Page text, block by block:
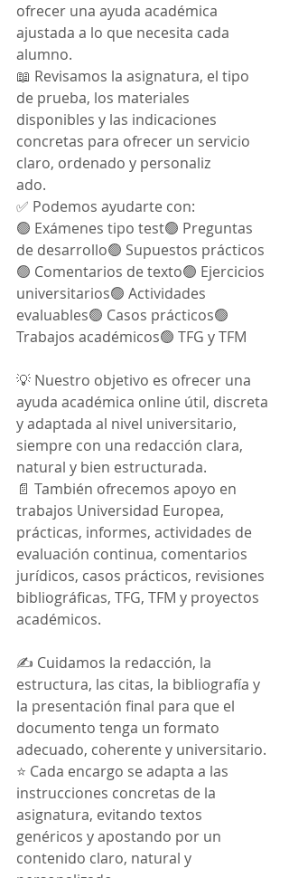
ofrecer una ayuda académica
ajustada a lo que necesita cada
alumno.
📖 Revisamos la asignatura, el tipo
de prueba, los materiales
disponibles y las indicaciones
concretas para ofrecer un servicio
claro, ordenado y personaliz
ado.
✅ Podemos ayudarte con:
🟢 Exámenes tipo test🟢 Preguntas
de desarrollo🟢 Supuestos prácticos
🟢 Comentarios de texto🟢 Ejercicios
universitarios🟢 Actividades
evaluables🟢 Casos prácticos🟢
Trabajos académicos🟢 TFG y TFM
💡 Nuestro objetivo es ofrecer una
ayuda académica online útil, discreta
y adaptada al nivel universitario,
siempre con una redacción clara,
natural y bien estructurada.
📄 También ofrecemos apoyo en
trabajos Universidad Europea,
prácticas, informes, actividades de
evaluación continua, comentarios
jurídicos, casos prácticos, revisiones
bibliográficas, TFG, TFM y proyectos
académicos.
✍️ Cuidamos la redacción, la
estructura, las citas, la bibliografía y
la presentación final para que el
documento tenga un formato
adecuado, coherente y universitario.
⭐ Cada encargo se adapta a las
instrucciones concretas de la
asignatura, evitando textos
genéricos y apostando por un
contenido claro, natural y